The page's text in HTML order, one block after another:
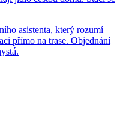
asistenta, který rozumí
přímo na trase. Objednání